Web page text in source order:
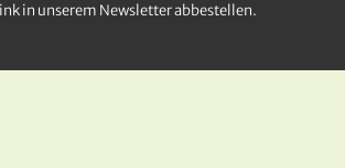
in unserem Newsletter abbestellen.